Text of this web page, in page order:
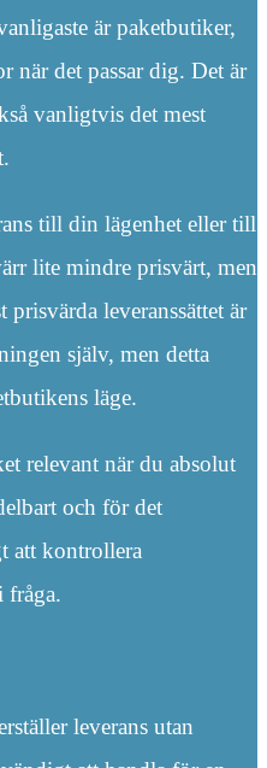
är paketbutiker,
när det passar dig. Det är
vanligtvis det mest
till din lägenhet eller till
lite mindre prisvärt, men
leveranssättet är
själv, men detta
läge.
relevant när du absolut
och för det
att kontrollera
fråga.
leverans utan